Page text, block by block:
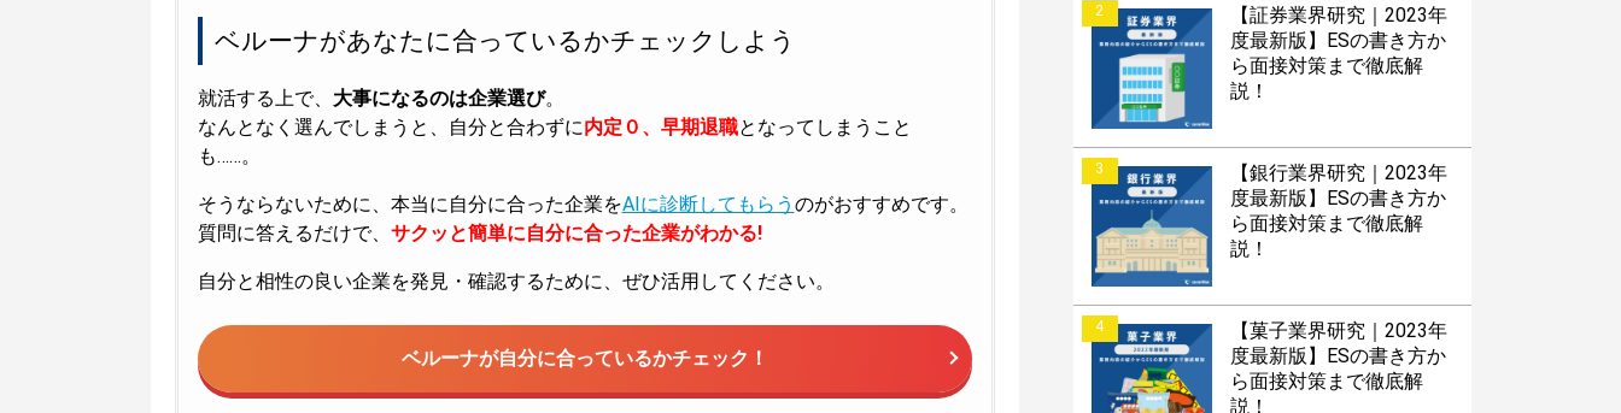
ベルーナがあなたに合っているかチェックしよう
就活する上で、 大事になるのは企業選び。
なんとなく選んでしまうと、自分と合わずに内定０、早期退職となってしまうこと
も……。
そうならないために、本当に自分に合った企業をAIに診断してもらう のがおすすめです。
質問に答えるだけで、 サクッと簡単に自分に合った企業がわかる!
自分と相性の良い企業を発見・確認するために、ぜひ活用してください。
ベルーナが自分に合っているかチェック！
2
【証券業界研究｜2023年
度最新版】ESの書き方か
ら面接対策まで徹底解
説！
3
【銀行業界研究｜2023年
度最新版】ESの書き方か
ら面接対策まで徹底解
説！
4
【菓子業界研究｜2023年
度最新版】ESの書き方か
ら面接対策まで徹底解
説！